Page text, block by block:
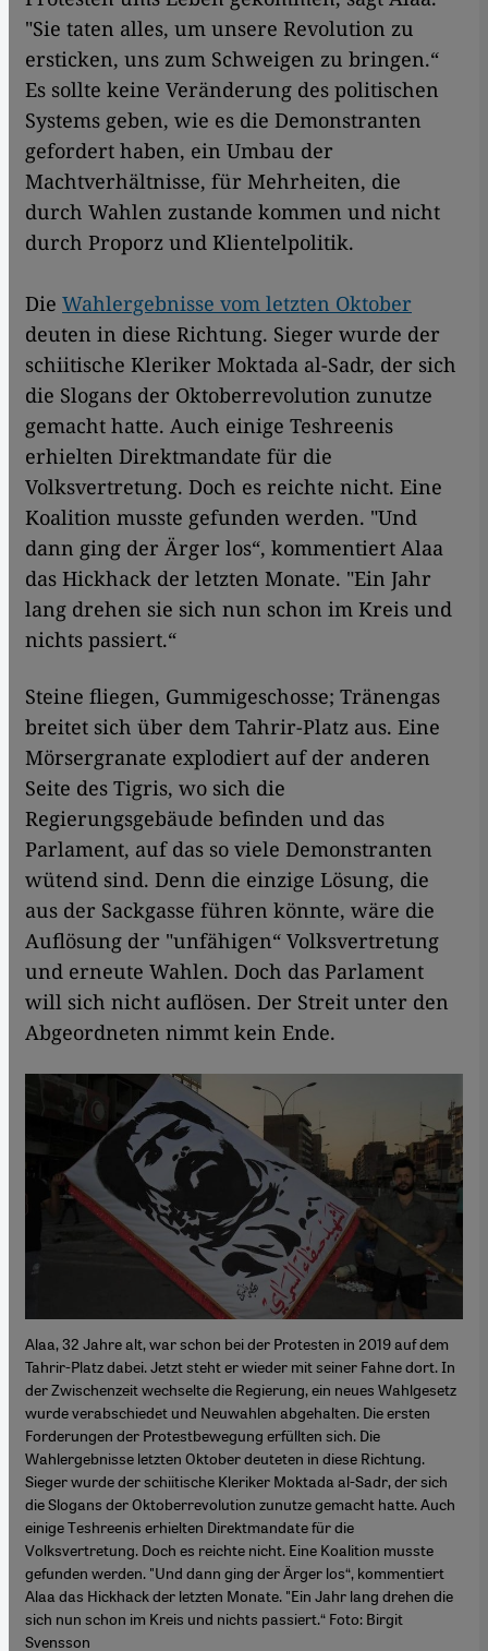
"Sie taten alles, um unsere Revolution zu
ersticken, uns zum Schweigen zu bringen.“
Es sollte keine Veränderung des politischen
Systems geben, wie es die Demonstranten
gefordert haben, ein Umbau der
Machtverhältnisse, für Mehrheiten, die
durch Wahlen zustande kommen und nicht
durch Proporz und Klientelpolitik.
Die Wahlergebnisse vom letzten Oktober
deuten in diese Richtung. Sieger wurde der
schiitische Kleriker Moktada al-Sadr, der sich
die Slogans der Oktoberrevolution zunutze
gemacht hatte. Auch einige Teshreenis
erhielten Direktmandate für die
Volksvertretung. Doch es reichte nicht. Eine
Koalition musste gefunden werden. "Und
dann ging der Ärger los“, kommentiert Alaa
das Hickhack der letzten Monate. "Ein Jahr
lang drehen sie sich nun schon im Kreis und
nichts passiert.“
Steine fliegen, Gummigeschosse; Tränengas
breitet sich über dem Tahrir-Platz aus. Eine
Mörsergranate explodiert auf der anderen
Seite des Tigris, wo sich die
Regierungsgebäude befinden und das
Parlament, auf das so viele Demonstranten
wütend sind. Denn die einzige Lösung, die
aus der Sackgasse führen könnte, wäre die
Auflösung der "unfähigen“ Volksvertretung
und erneute Wahlen. Doch das Parlament
will sich nicht auflösen. Der Streit unter den
Abgeordneten nimmt kein Ende.
Alaa, 32 Jahre alt, war schon bei der Protesten in 2019 auf dem
Tahrir-Platz dabei. Jetzt steht er wieder mit seiner Fahne dort. In
der Zwischenzeit wechselte die Regierung, ein neues Wahlgesetz
wurde verabschiedet und Neuwahlen abgehalten. Die ersten
Forderungen der Protestbewegung erfüllten sich. Die
Wahlergebnisse letzten Oktober deuteten in diese Richtung.
Sieger wurde der schiitische Kleriker Moktada al-Sadr, der sich
die Slogans der Oktoberrevolution zunutze gemacht hatte. Auch
einige Teshreenis erhielten Direktmandate für die
Volksvertretung. Doch es reichte nicht. Eine Koalition musste
gefunden werden. "Und dann ging der Ärger los“, kommentiert
Alaa das Hickhack der letzten Monate. "Ein Jahr lang drehen die
sich nun schon im Kreis und nichts passiert.“ Foto: Birgit
Svensson